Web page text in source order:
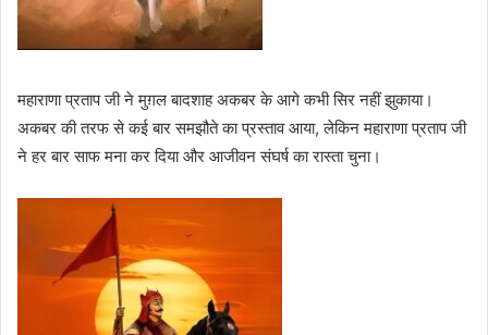
महाराणा प्रताप जी ने मुग़ल बादशाह अकबर के आगे कभी सिर नहीं झुकाया।
अकबर की तरफ से कई बार समझौते का प्रस्ताव आया, लेकिन महाराणा प्रताप जी
ने हर बार साफ मना कर दिया और आजीवन संघर्ष का रास्ता चुना।